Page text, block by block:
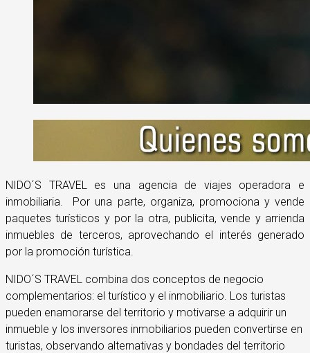
NIDO´S TRAVEL es una agencia de viajes operadora e
inmobiliaria. Por una parte, organiza, promociona y vende
paquetes turísticos y por la otra, publicita, vende y arrienda
inmuebles de terceros, aprovechando el interés generado
por la promoción turística.
NIDO´S TRAVEL combina dos conceptos de negocio
complementarios: el turístico y el inmobiliario. Los turistas
pueden enamorarse del territorio y motivarse a adquirir un
inmueble y los inversores inmobiliarios pueden convertirse en
turistas, observando alternativas y bondades del territorio